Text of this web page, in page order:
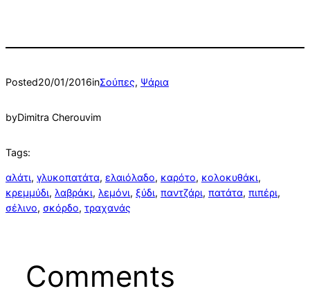
Posted20/01/2016inΣούπες, Ψάρια
byDimitra Cherouvim
Tags:
αλάτι, γλυκοπατάτα, ελαιόλαδο, καρότο, κολοκυθάκι
κρεμμύδι, λαβράκι, λεμόνι, ξύδι, παντζάρι, πατάτα, πιπέρι
σέλινο, σκόρδο, τραχανάς
Comments